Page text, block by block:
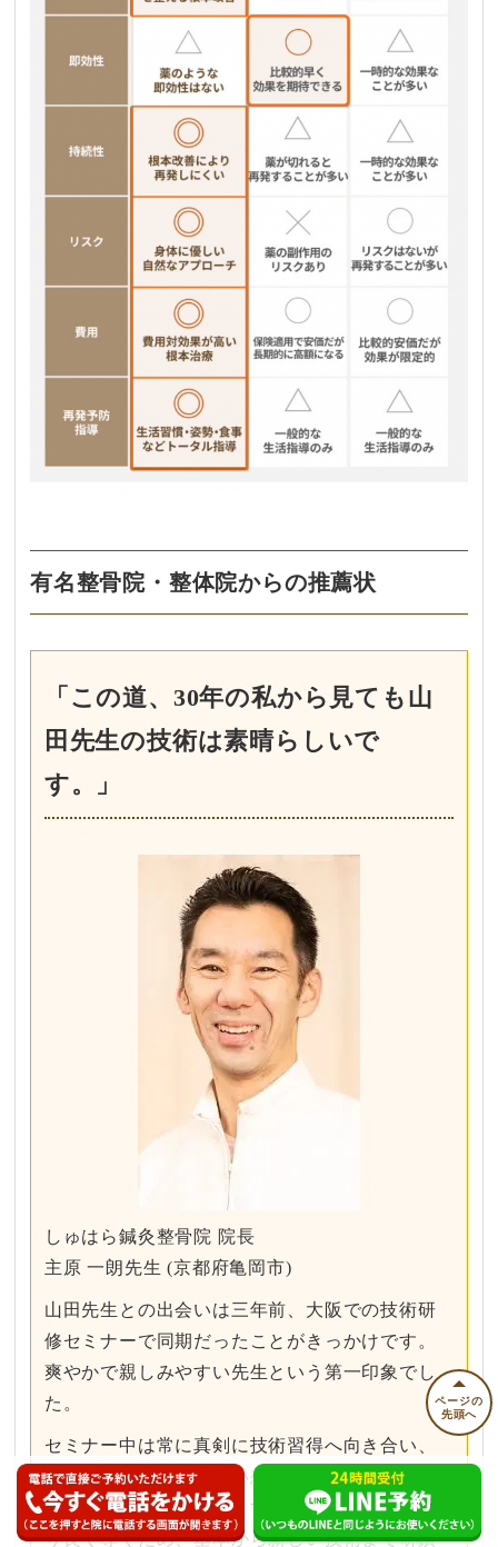
有名整骨院・整体院からの推薦状
「この道、30年の私から見ても山
田先生の技術は素晴らしいで
す。」
しゅはら鍼灸整骨院 院長
主原 一朗先生 (京都府亀岡市)
山田先生との​出会いは​三年前、​大阪での​技術研
修セミナーで​同期だった​ことが​きっかけです。​
爽やかで​親しみやすい​先生と​いう​第一印象でし
た。​
セミナー中は​常に​真剣に​技術習得へ​向き合い、​
懇親会では​治療への​熱い​想いを​語られていた​姿
が​今も​印象に​残っています。​現在も​患者様を​よ
り​良く​導く​ため、​基本から​新しい​技術まで​研鑽
ページの
先頭へ